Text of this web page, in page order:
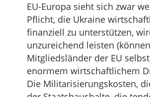
EU-Europa sieht sich zwar
Pflicht, die Ukraine
finanziell zu unterstützen,
unzureichend leisten
Mitgliedsländer der EU
enormem wirtschaftlichem
Die Militarisierungskosten,